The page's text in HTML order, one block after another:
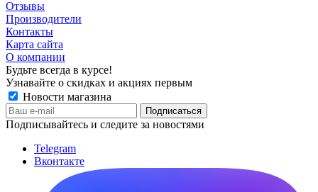
Отзывы
Производители
Контакты
Карта сайта
О компании
Будьте всегда в курсе!
Узнавайте о скидках и акциях первым
Новости магазина
Подписывайтесь и следите за новостями
Telegram
Вконтакте